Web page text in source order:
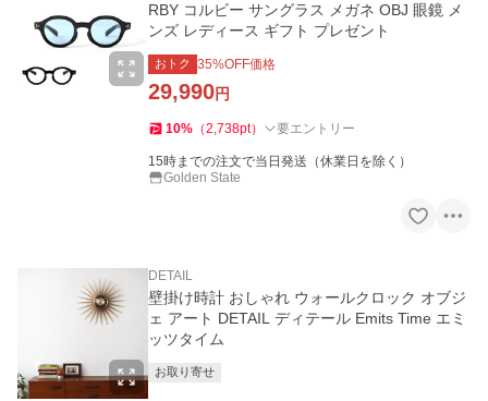
RBY コルビー サングラス メガネ OBJ 眼鏡 メ
ンズ レディース ギフト プレゼント
おトク 35%OFF価格
29,990円
10% （2,738pt） 要エントリー
15時までの注文で当日発送（休業日を除く）
Golden State
DETAIL
壁掛け時計 おしゃれ ウォールクロック オブジ
ェ アート DETAIL ディテール Emits Time エミ
ッツタイム
お取り寄せ